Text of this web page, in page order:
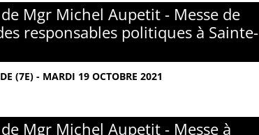
Mgr Michel Aupetit - Messe de
responsables politiques à Sainte-
(7E) - MARDI 19 OCTOBRE 2021
Mgr Michel Aupetit - Messe à